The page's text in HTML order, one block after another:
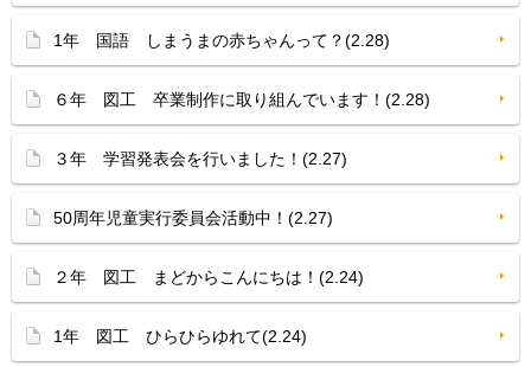
1年 国語 しまうまの赤ちゃんって？(2.28)
６年 図工 卒業制作に取り組んでいます！(2.28)
３年 学習発表会を行いました！(2.27)
50周年児童実行委員会活動中！(2.27)
２年 図工 まどからこんにちは！(2.24)
1年 図工 ひらひらゆれて(2.24)